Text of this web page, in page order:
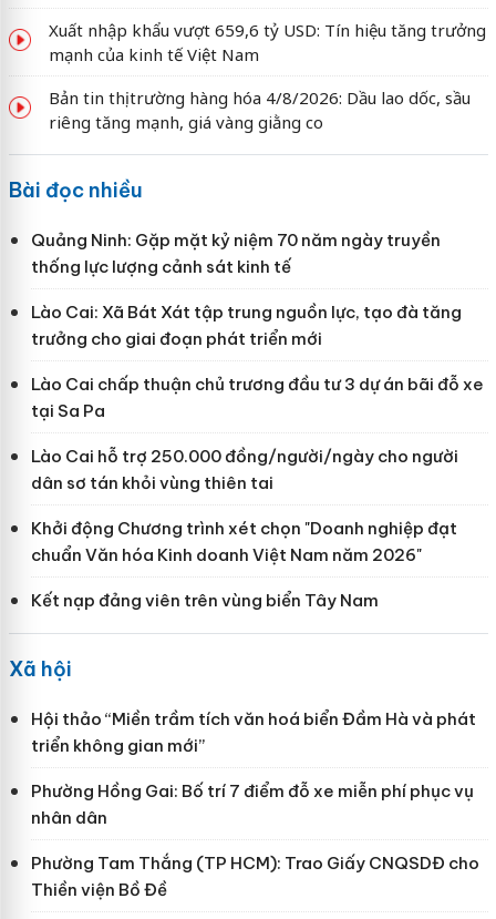
Xuất nhập khẩu vượt 659,6 tỷ USD: Tín hiệu tăng trưởng
mạnh của kinh tế Việt Nam
Bản tin thị trường hàng hóa 4/8/2026: Dầu lao dốc, sầu
riêng tăng mạnh, giá vàng giằng co
Bài đọc nhiều
Quảng Ninh: Gặp mặt kỷ niệm 70 năm ngày truyền
thống lực lượng cảnh sát kinh tế
Lào Cai: Xã Bát Xát tập trung nguồn lực, tạo đà tăng
trưởng cho giai đoạn phát triển mới
Lào Cai chấp thuận chủ trương đầu tư 3 dự án bãi đỗ xe
tại Sa Pa
Lào Cai hỗ trợ 250.000 đồng/người/ngày cho người
dân sơ tán khỏi vùng thiên tai
Khởi động Chương trình xét chọn "Doanh nghiệp đạt
chuẩn Văn hóa Kinh doanh Việt Nam năm 2026"
Kết nạp đảng viên trên vùng biển Tây Nam
Xã hội
Hội thảo “Miền trầm tích văn hoá biển Đầm Hà và phát
triển không gian mới”
Phường Hồng Gai: Bố trí 7 điểm đỗ xe miễn phí phục vụ
nhân dân
Phường Tam Thắng (TP HCM): Trao Giấy CNQSDĐ cho
Thiền viện Bồ Đề